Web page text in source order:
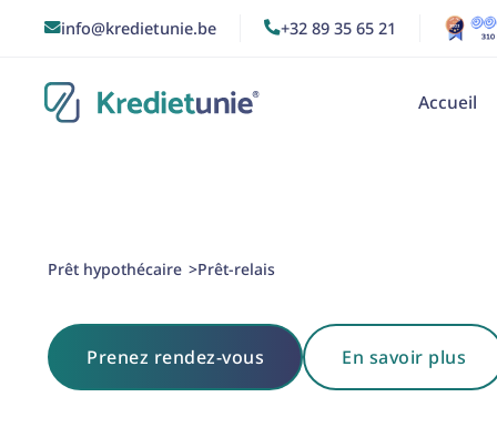
info@kredietunie.be +32 89 35 65 21
Accueil
Prêt hypothécaire >Prêt-relais
Prenez rendez-vous En savoir plus